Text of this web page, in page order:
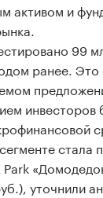
активом и
99
ранее. Это
инвесторов
стала
уточнили